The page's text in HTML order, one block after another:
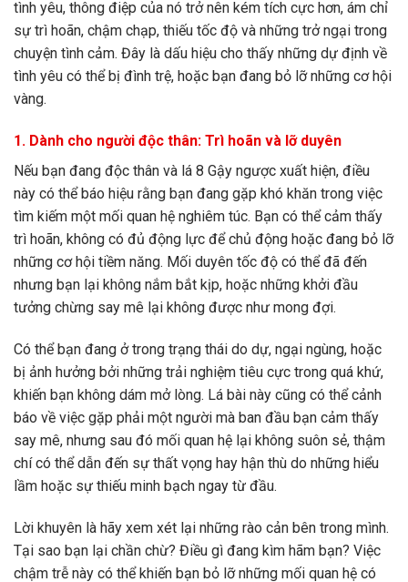
tình yêu, thông điệp của nó trở nên kém tích cực hơn, ám chỉ
sự trì hoãn, chậm chạp, thiếu tốc độ và những trở ngại trong
chuyện tình cảm. Đây là dấu hiệu cho thấy những dự định về
tình yêu có thể bị đình trệ, hoặc bạn đang bỏ lỡ những cơ hội
vàng.
1. Dành cho người độc thân: Trì hoãn và lỡ duyên
Nếu bạn đang độc thân và lá 8 Gậy ngược xuất hiện, điều
này có thể báo hiệu rằng bạn đang gặp khó khăn trong việc
tìm kiếm một mối quan hệ nghiêm túc. Bạn có thể cảm thấy
trì hoãn, không có đủ động lực để chủ động hoặc đang bỏ lỡ
những cơ hội tiềm năng. Mối duyên tốc độ có thể đã đến
nhưng bạn lại không nắm bắt kịp, hoặc những khởi đầu
tưởng chừng say mê lại không được như mong đợi.
Có thể bạn đang ở trong trạng thái do dự, ngại ngùng, hoặc
bị ảnh hưởng bởi những trải nghiệm tiêu cực trong quá khứ,
khiến bạn không dám mở lòng. Lá bài này cũng có thể cảnh
báo về việc gặp phải một người mà ban đầu bạn cảm thấy
say mê, nhưng sau đó mối quan hệ lại không suôn sẻ, thậm
chí có thể dẫn đến sự thất vọng hay hận thù do những hiểu
lầm hoặc sự thiếu minh bạch ngay từ đầu.
Lời khuyên là hãy xem xét lại những rào cản bên trong mình.
Tại sao bạn lại chần chừ? Điều gì đang kìm hãm bạn? Việc
chậm trễ này có thể khiến bạn bỏ lỡ những mối quan hệ có